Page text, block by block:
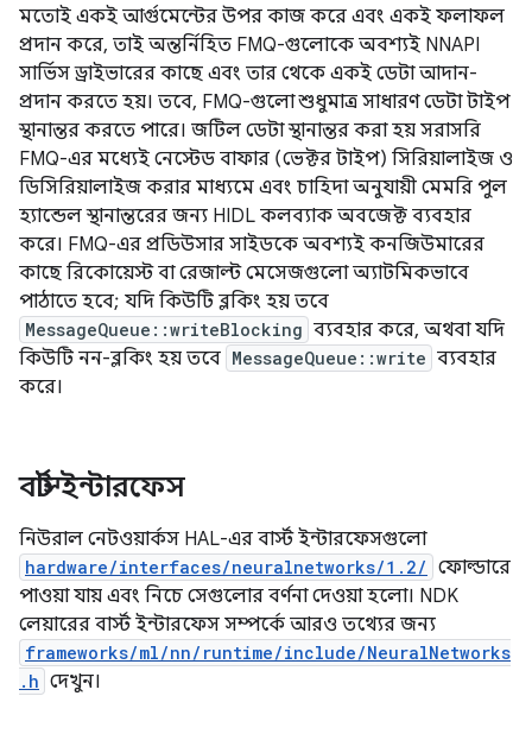
মতোই একই আর্গুমেন্টের উপর কাজ করে এবং একই ফলাফল
প্রদান করে, তাই অন্তর্নিহিত FMQ-গুলোকে অবশ্যই NNAPI
সার্ভিস ড্রাইভারের কাছে এবং তার থেকে একই ডেটা আদান-
প্রদান করতে হয়। তবে, FMQ-গুলো শুধুমাত্র সাধারণ ডেটা টাইপ
স্থানান্তর করতে পারে। জটিল ডেটা স্থানান্তর করা হয় সরাসরি
FMQ-এর মধ্যেই নেস্টেড বাফার (ভেক্টর টাইপ) সিরিয়ালাইজ ও
ডিসিরিয়ালাইজ করার মাধ্যমে এবং চাহিদা অনুযায়ী মেমরি পুল
হ্যান্ডেল স্থানান্তরের জন্য HIDL কলব্যাক অবজেক্ট ব্যবহার
করে। FMQ-এর প্রডিউসার সাইডকে অবশ্যই কনজিউমারের
কাছে রিকোয়েস্ট বা রেজাল্ট মেসেজগুলো অ্যাটমিকভাবে
পাঠাতে হবে; যদি কিউটি ব্লকিং হয় তবে
MessageQueue::writeBlocking ব্যবহার করে, অথবা যদি
কিউটি নন-ব্লকিং হয় তবে MessageQueue::write ব্যবহার
করে।
বার্স্ট ইন্টারফেস
নিউরাল নেটওয়ার্কস HAL-এর বার্স্ট ইন্টারফেসগুলো
hardware/interfaces/neuralnetworks/1.2/ ফোল্ডারে
পাওয়া যায় এবং নিচে সেগুলোর বর্ণনা দেওয়া হলো। NDK
লেয়ারের বার্স্ট ইন্টারফেস সম্পর্কে আরও তথ্যের জন্য
frameworks/ml/nn/runtime/include/NeuralNetworks
.h দেখুন।